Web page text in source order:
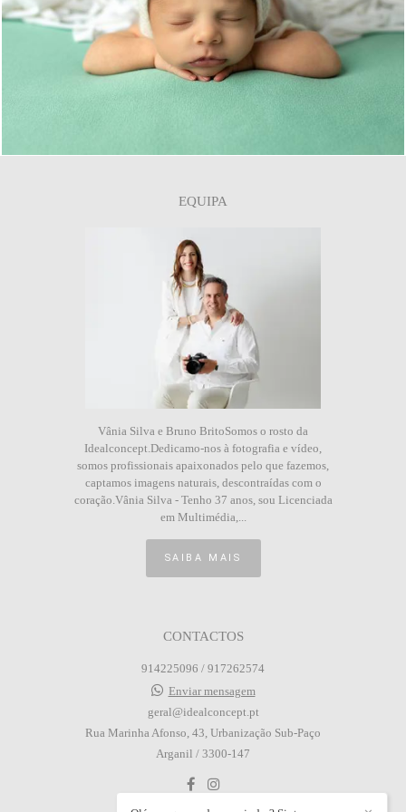
0
EQUIPA
Vânia Silva e Bruno BritoSomos o rosto da
Idealconcept.Dedicamo-nos à fotografia e vídeo,
somos profissionais apaixonados pelo que fazemos,
captamos imagens naturais, descontraídas com o
coração.Vânia Silva - Tenho 37 anos, sou Licenciada
em Multimédia,...
SAIBA MAIS
CONTACTOS
914225096 / 917262574
Enviar mensagem
geral@idealconcept.pt
Rua Marinha Afonso, 43, Urbanização Sub-Paço
Arganil / 3300-147